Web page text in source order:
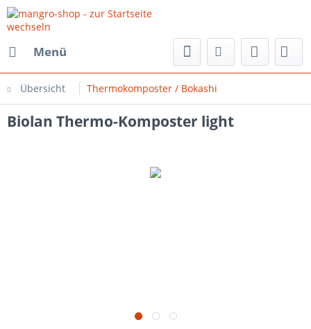
Menü
Übersicht Thermokomposter / Bokashi
Biolan Thermo-Komposter light